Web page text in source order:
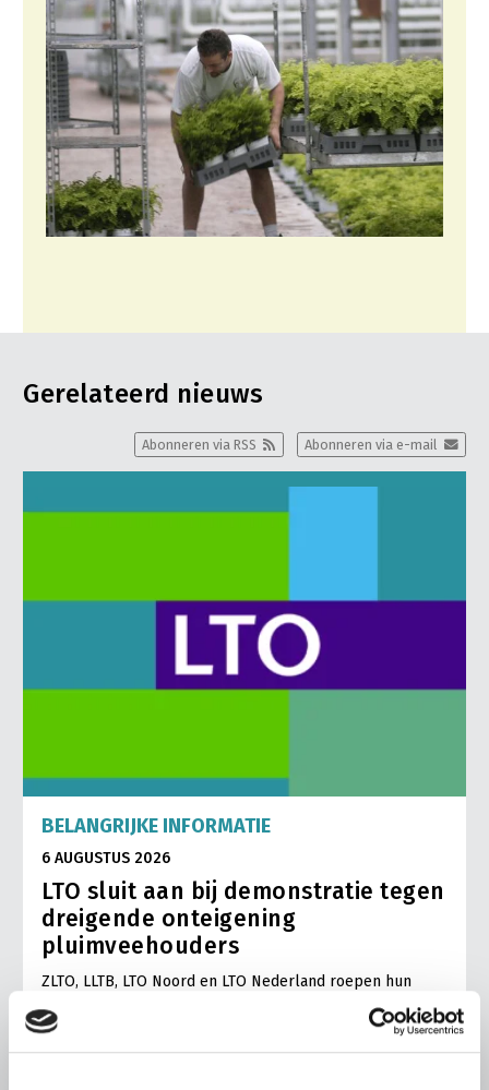
Gerelateerd nieuws
Abonneren via e-mail
Abonneren via RSS
BELANGRIJKE INFORMATIE
6 AUGUSTUS 2026
LTO sluit aan bij demonstratie tegen
dreigende onteigening
pluimveehouders
ZLTO, LLTB, LTO Noord en LTO Nederland roepen hun
leden op om op vrijdagochtend 14 augustus massaal naar
het voorplein van het provinciehuis in Den Bosch te
komen…